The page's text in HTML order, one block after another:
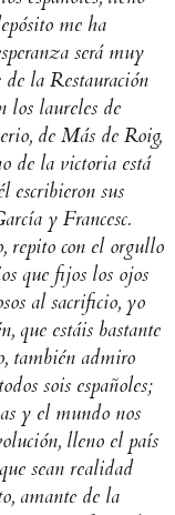
me ha
será muy
la Restauración
los laureles de
de Más de Roig,
de la victoria está
escribieron sus
y Francesc.
repito con el orgullo
que fijos los ojos
al sacrificio, yo
que estáis bastante
también admiro
sois españoles;
y el mundo nos
lleno el país
sean realidad
amante de la